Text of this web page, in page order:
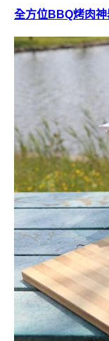
全方位BBQ烤肉